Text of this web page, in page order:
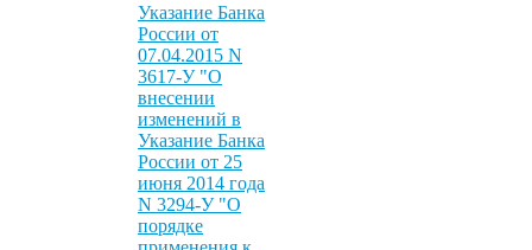
Указание Банка
России от
07.04.2015 N
3617-У "О
внесении
изменений в
Указание Банка
России от 25
июня 2014 года
N 3294-У "О
порядке